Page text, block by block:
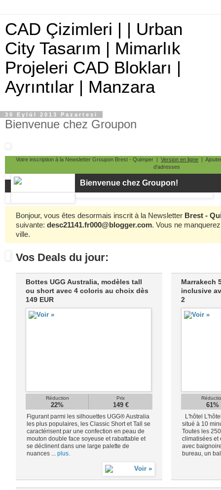
CAD Çizimleri | | Urban
City Tasarım | Mimarlık
Projeleri CAD Blokları |
Ayrıntılar | Manzara
30 Eylül 2013 Pazartesi
Bienvenue chez Groupon
Votre inscription à la Newsletter Groupon Brest - Quimper | Version en ligne |
d'adresses
Bienvenue chez Groupon!
Bonjour, vous êtes desormais inscrit à la Newsletter Brest -
suivante: desc21141.fr000@blogger.com. Vous ne
ville.
Vos Deals du jour:
Bottes UGG Australia, modèles tall
ou short avec 4 coloris au choix dès
149 EUR
Marrakech
inclusive
2
Réduction
22%
Prix
149 €
Figurant parmi les silhouettes UGG® Australia
les plus populaires, les Classic Short et Tall se
caractérisent par une confection en peau de
mouton double face soyeuse et rabattable et
se déclinent dans une large palette de
nuances ... plus.
61%
L'hôtel
situé à 10
Toutes les
climatisées et
avec
bureau, un